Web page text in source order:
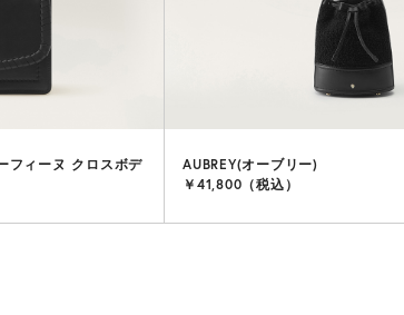
フィーヌ クロスボデ
AUBREY(オーブリー)
￥41,800（税込）